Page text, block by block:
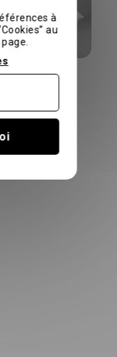
Low
à
au